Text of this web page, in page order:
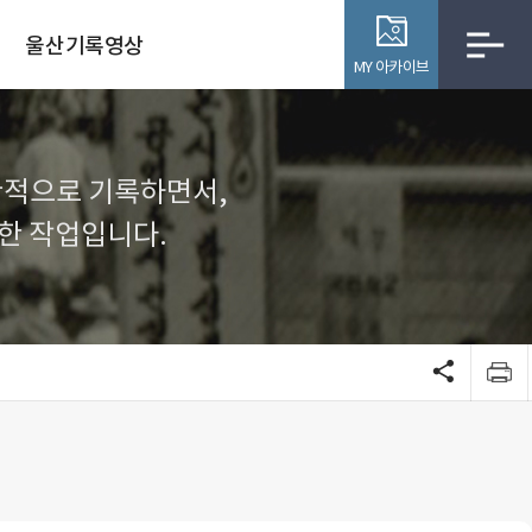
울산기록영상
MY 아카이브
으로 기록하면서,
작업입니다.